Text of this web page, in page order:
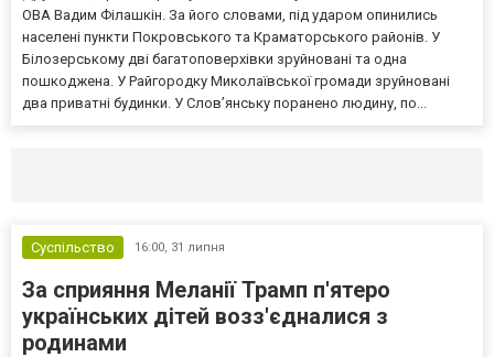
ОВА Вадим Філашкін. За його словами, під ударом опинились
населені пункти Покровського та Краматорського районів. У
Білозерському дві багатоповерхівки зруйновані та одна
пошкоджена. У Райгородку Миколаївської громади зруйновані
два приватні будинки. У Слов’янську поранено людину, по...
Суспільство 16:00, 31 липня
За сприяння Меланії Трамп п'ятеро
українських дітей возз'єдналися з
родинами